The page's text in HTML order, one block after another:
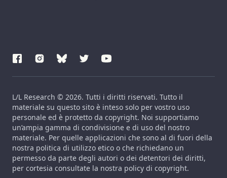
L/L Research © 2026. Tutti i diritti riservati. Tutto il
materiale su questo sito è inteso solo per vostro uso
personale ed è protetto da copyright. Noi supportiamo
un’ampia gamma di condivisione e di uso del nostro
materiale. Per quelle applicazioni che sono al di fuori della
nostra politica di utilizzo etico o che richiedano un
permesso da parte degli autori o dei detentori dei diritti,
per cortesia consultate la nostra policy di copyright.